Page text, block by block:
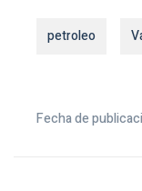
petroleo
Fecha de